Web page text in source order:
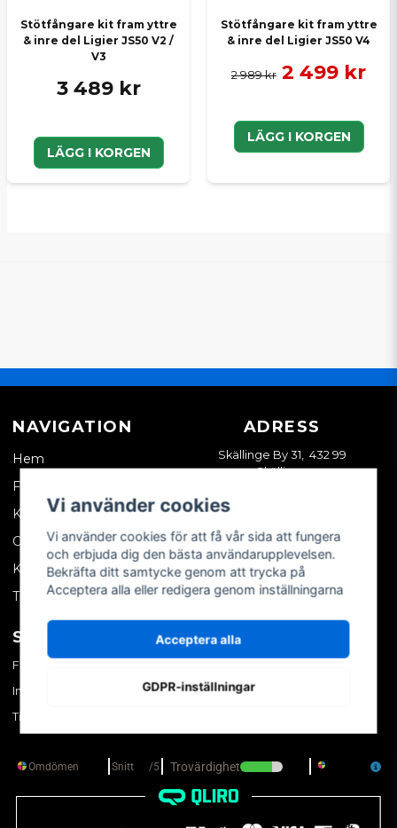
Stötfångare kit fram yttre
& inre del Ligier JS50 V2 /
V3
3 489 kr
LÄGG I KORGEN
Stötfångare kit fram yttre
& inre del Ligier JS50 V4
2 989 kr 2 499 kr
LÄGG I KORGEN
NAVIGATION
Hem
Företagskund
Kontakta oss
Om oss
Köpvillkor
Tips & trix
ADRESS
Skällinge By 31, 432 99
Skällinge
SOCIALA MEDIER
Facebook
Instagram
TikTok
MITT KONTO
Skapa konto
Vi använder cookies
Vi använder cookies för att få vår sida att fungera
och erbjuda dig den bästa användarupplevelsen.
Bekräfta ditt samtycke genom att trycka på
Acceptera alla eller redigera genom inställningarna
Acceptera alla
GDPR-inställningar